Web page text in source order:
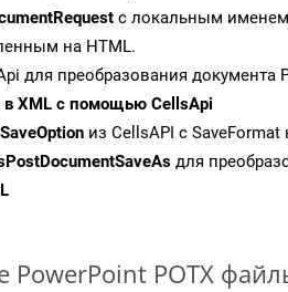
с локальным
на HTML.
для преобразования документа
в XML с помощью CellsApi
SaveOption из CellsAPI с SaveFormat
для
PowerPoint POTX